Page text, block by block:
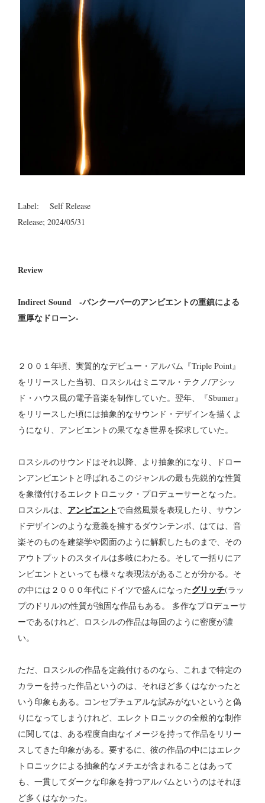
Label: Self Release
Release; 2024/05/31
Review
Indirect Sound -バンクーバーのアンビエントの重鎮による
重厚なドローン-
２００１年頃、実質的なデビュー・アルバム『Triple Point』
をリリースした当初、ロスシルはミニマル・テクノ/アシッ
ド・ハウス風の電子音楽を制作していた。翌年、『Sbumer』
をリリースした頃には抽象的なサウンド・デザインを描くよ
うになり、アンビエントの果てなき世界を探求していた。
ロスシルのサウンドはそれ以降、より抽象的になり、ドロー
ンアンビエントと呼ばれるこのジャンルの最も先鋭的な性質
を象徴付けるエレクトロニック・プロデューサーとなった。
ロスシルは、 アンビエントで自然風景を表現したり、サウン
ドデザインのような意義を擁するダウンテンポ、はては、音
楽そのものを建築学や図面のように解釈したものまで、その
アウトプットのスタイルは多岐にわたる。そして一括りにア
ンビエントといっても様々な表現法があることが分かる。そ
の中には２０００年代にドイツで盛んになったグリッチ(ラッ
プのドリル)の性質が強固な作品もある。 多作なプロデューサ
ーであるけれど、ロスシルの作品は毎回のように密度が濃
い。
ただ、ロスシルの作品を定義付けるのなら、これまで特定の
カラーを持った作品というのは、それほど多くはなかったと
いう印象もある。コンセプチュアルな試みがないというと偽
りになってしまうけれど、エレクトロニックの全般的な制作
に関しては、ある程度自由なイメージを持って作品をリリー
スしてきた印象がある。要するに、彼の作品の中にはエレク
トロニックによる抽象的なメチエが含まれることはあって
も、一貫してダークな印象を持つアルバムというのはそれほ
ど多くはなかった。